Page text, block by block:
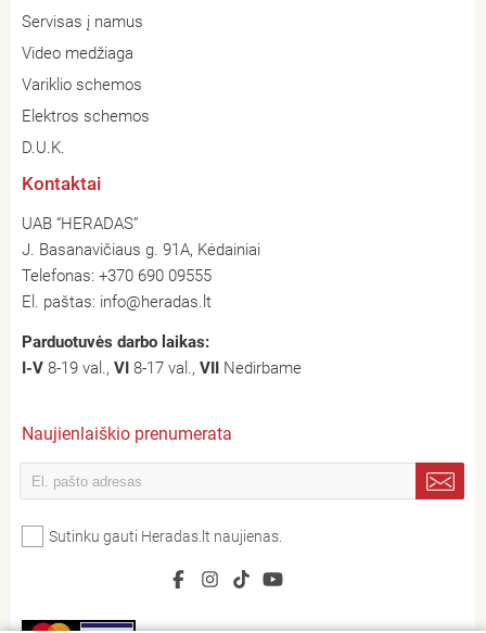
Servisas į namus
Video medžiaga
Variklio schemos
Elektros schemos
D.U.K.
Kontaktai
UAB “HERADAS”
J. Basanavičiaus g. 91A, Kėdainiai
Telefonas: +370 690 09555
El. paštas: info@heradas.lt
Parduotuvės darbo laikas:
I-V 8-19 val., VI 8-17 val., VII Nedirbame
Naujienlaiškio prenumerata
Sutinku gauti Heradas.lt naujienas.